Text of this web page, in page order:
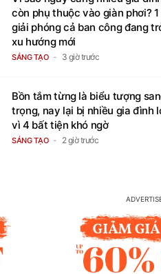
còn phụ thuộc vào giàn phơi?
giải phóng cả ban công đang
xu hướng mới
SÁNG TẠO 3 giờ trước
Bồn tắm từng là biểu tượng
trọng, nay lại bị nhiều gia đình
vì 4 bất tiện khó ngờ
SÁNG TẠO 2 giờ trước